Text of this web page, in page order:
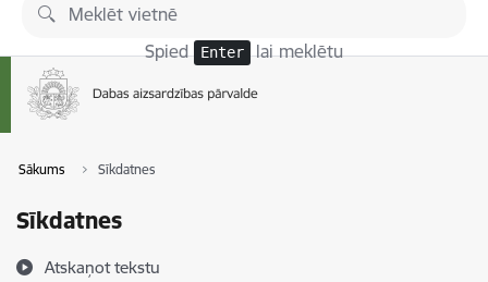
Pāriet uz lapas saturu
Spied Enter lai meklētu
Sākums Sīkdatnes
Sīkdatnes
Atskaņot tekstu